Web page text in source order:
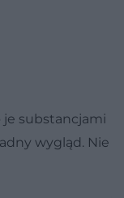
je substancjami
wygląd. Nie